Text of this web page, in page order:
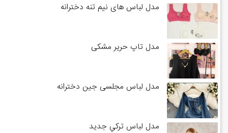
مدل لباس های نیم تنه دخترانه
مدل تاپ حریر مشکی
مدل لباس مجلسی جین دخترانه
مدل لباس تركي جديد